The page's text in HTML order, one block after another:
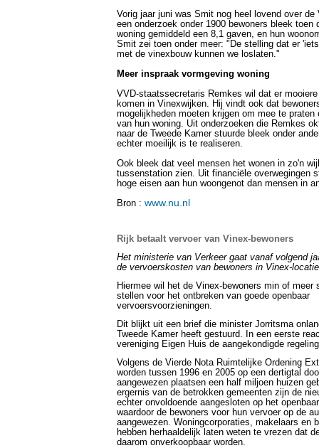
Vorig jaar juni was Smit nog heel lovend over de
een onderzoek onder 1900 bewoners bleek toen
woning gemiddeld een 8,1 gaven, en hun
Smit zei toen onder meer: "De stelling dat er
met de vinexbouw kunnen we loslaten."
Meer inspraak vormgeving woning
VVD-staatssecretaris Remkes wil dat er mooiere
komen in Vinexwijken. Hij vindt ook dat
mogelijkheden moeten krijgen om mee te praten
van hun woning. Uit onderzoeken die Remkes
naar de Tweede Kamer stuurde bleek onder
echter moeilijk is te realiseren.
Ook bleek dat veel mensen het wonen in zo'n
tussenstation zien. Uit financiële overwegingen
hoge eisen aan hun woongenot dan mensen in
Bron : www.nu.nl
Rijk betaalt vervoer van Vinex-bewoners
Het ministerie van Verkeer gaat vanaf volgend
de vervoerskosten van bewoners in Vinex-
Hiermee wil het de Vinex-bewoners min of meer
stellen voor het ontbreken van goede openbaar
vervoersvoorzieningen.
Dit blijkt uit een brief die minister Jorritsma
Tweede Kamer heeft gestuurd. In een eerste
vereniging Eigen Huis de aangekondigde
Volgens de Vierde Nota Ruimtelijke Ordening
worden tussen 1996 en 2005 op een dertigtal
aangewezen plaatsen een half miljoen huizen
ergernis van de betrokken gemeenten zijn de
echter onvoldoende aangesloten op het
waardoor de bewoners voor hun vervoer op de
aangewezen. Woningcorporaties, makelaars en
hebben herhaaldelijk laten weten te vrezen dat
daarom onverkoopbaar worden.